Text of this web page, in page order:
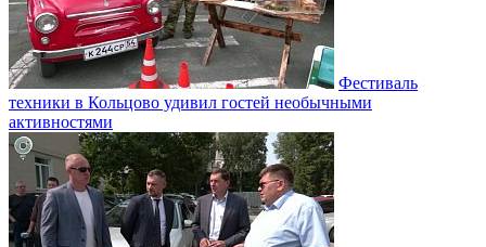
Фестиваль
техники в Кольцово удивил гостей необычными
активностями